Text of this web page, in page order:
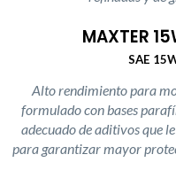
MAXTER
SAE
Alto rendimiento para
formulado con bases
adecuado de aditivos que
para garantizar mayor